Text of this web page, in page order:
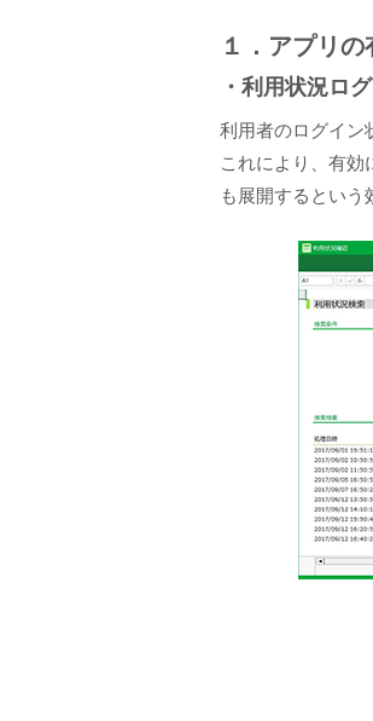
１．アプリの
・利用状況ログ
利用者のログイン
これにより、有効
も展開するという